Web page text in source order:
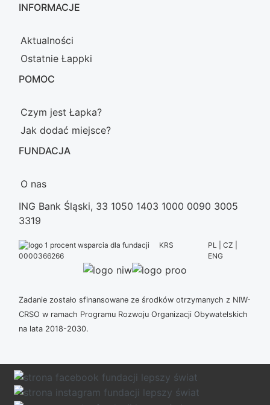
INFORMACJE
Aktualności
Ostatnie Łappki
POMOC
Czym jest Łapka?
Jak dodać miejsce?
FUNDACJA
O nas
ING Bank Śląski, 33 1050 1403 1000 0090 3005
3319
KRS
0000366266
PL | CZ |
ENG
Zadanie zostało sfinansowane ze środków otrzymanych z NIW-
CRSO w ramach Programu Rozwoju Organizacji Obywatelskich
na lata 2018-2030.